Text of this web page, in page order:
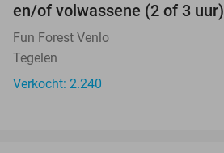
en/of volwassene (2 of 3 uur)
Fun Forest Venlo
Tegelen
Verkocht: 2.240